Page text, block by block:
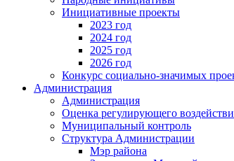
Инициативные проекты
2023 год
2024 год
2025 год
2026 год
Конкурс социально-значимых
Администрация
Администрация
Оценка регулирующего
Муниципальный контроль
Структура Администрации
Мэр района